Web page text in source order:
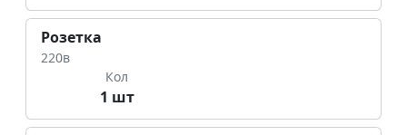
Розетка
220в
Кол
1 шт